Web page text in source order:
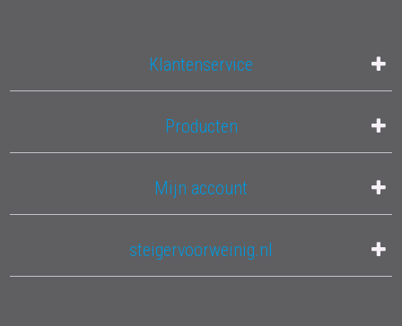
Klantenservice
Producten
Mijn account
steigervoorweinig.nl